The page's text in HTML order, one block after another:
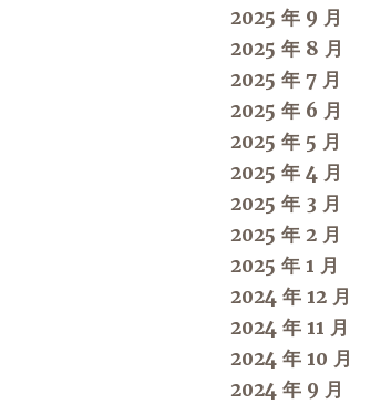
2025 年 9 月
2025 年 8 月
2025 年 7 月
2025 年 6 月
2025 年 5 月
2025 年 4 月
2025 年 3 月
2025 年 2 月
2025 年 1 月
2024 年 12 月
2024 年 11 月
2024 年 10 月
2024 年 9 月